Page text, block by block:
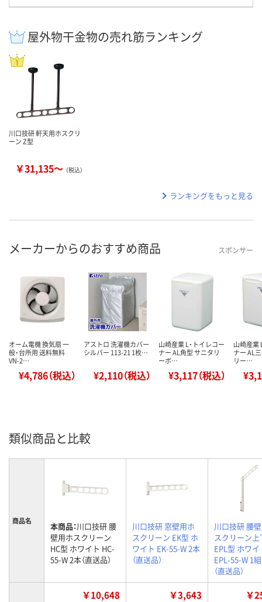
屋外物干金物の売れ筋ランキング
川口技研 軒天用ホスクリ
ーン Z型
￥31,135～ （税込）
ランキングをもっと見る
メーカーからのおすすめ商品 スポンサー
オーム電機 換気扇 一
般・台所用 送料無料
VN-2…
¥4,786（税込）
アストロ 洗濯機カバー
シルバー 113-21 1枚…
¥2,110（税込）
山崎産業 L・トイレコー
ナー AL角型 サニタリ
ーボ…
¥3,117（税込）
山崎産業
ナー AL
リー…
類似商品と比較
商品名 本商品：川口技研 腰
壁用ホスクリーン
HC型 ホワイト HC-
55-W 2本（直送品）
川口技研 窓壁用ホ
スクリーン EK型 ホ
ワイト EK-55-W 2本
（直送品）
川口技研 腰
スクリーン上
EPL型 ホワイ
EPL-55-W 1組
（直送品）
￥10,648 ￥3,643 ￥